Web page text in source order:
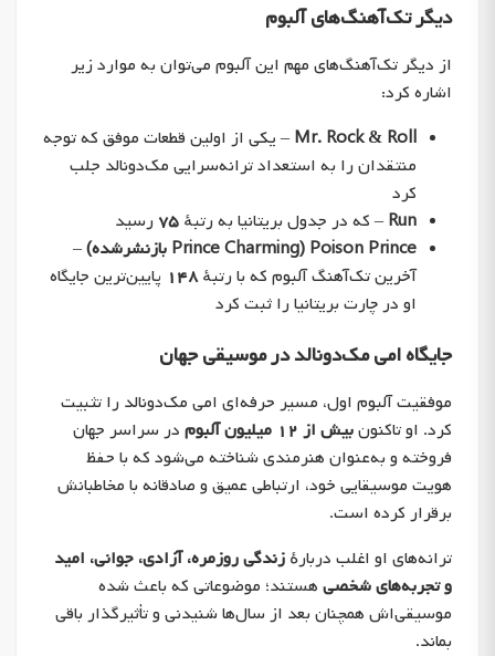
دیگر تک‌آهنگ‌های آلبوم
از دیگر تک‌آهنگ‌های مهم این آلبوم می‌توان به موارد زیر
اشاره کرد:
Mr. Rock & Roll – یکی از اولین قطعات موفق که توجه
منتقدان را به استعداد ترانه‌سرایی مک‌دونالد جلب
کرد
Run – که در جدول بریتانیا به رتبهٔ ۷۵ رسید
Poison Prince (Prince Charming بازنشرشده)
–
آخرین تک‌آهنگ آلبوم که با رتبهٔ۱۴۸ پایین‌ترین جایگاه
او در چارت بریتانیا را ثبت کرد
جایگاه امی مک‌دونالد در موسیقی جهان
موفقیت آلبوم اول، مسیر حرفه‌ای امی مک‌دونالد را تثبیت
کرد. او تاکنونبیش از ۱۲ میلیون آلبوم
در سراسر جهان
فروخته و به‌عنوان هنرمندی شناخته می‌شود که با حفظ
هویت موسیقایی خود، ارتباطی عمیق و صادقانه با مخاطبانش
برقرار کرده است.
ترانه‌های او اغلب دربارهٔ زندگی روزمره، آزادی، جوانی، امید
و تجربه‌های شخصی هستند؛ موضوعاتی که باعث شده
موسیقی‌اش همچنان بعد از سال‌ها شنیدنی و تأثیرگذار باقی
بماند.